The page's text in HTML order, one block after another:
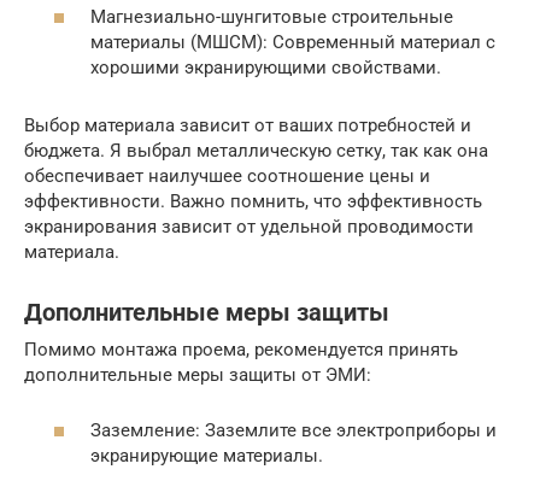
Магнезиально-шунгитовые строительные
материалы (МШСМ): Современный материал с
хорошими экранирующими свойствами.
Выбор материала зависит от ваших потребностей и
бюджета. Я выбрал металлическую сетку, так как она
обеспечивает наилучшее соотношение цены и
эффективности. Важно помнить, что эффективность
экранирования зависит от удельной проводимости
материала.
Дополнительные меры защиты
Помимо монтажа проема, рекомендуется принять
дополнительные меры защиты от ЭМИ:
Заземление: Заземлите все электроприборы и
экранирующие материалы.